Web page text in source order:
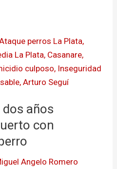
dos años
con
Angelo Romero